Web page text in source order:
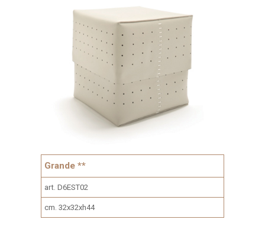
Grande **
art. D6EST02
cm. 32x32xh44